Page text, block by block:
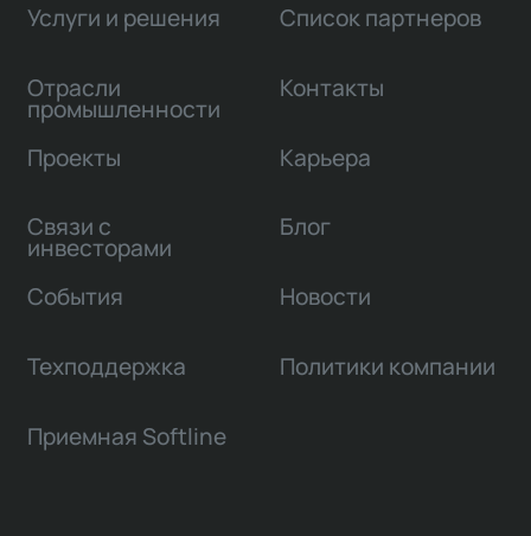
Услуги и решения
Отрасли
промышленности
Проекты
Связи с
инвесторами
Список партнеров
Контакты
Карьера
Блог
События Новости
Техподдержка Политики компании
Приемная Softline